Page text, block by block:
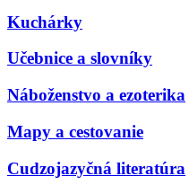
Kuchárky
Učebnice a slovníky
Náboženstvo a ezoterika
Mapy a cestovanie
Cudzojazyčná literatúra